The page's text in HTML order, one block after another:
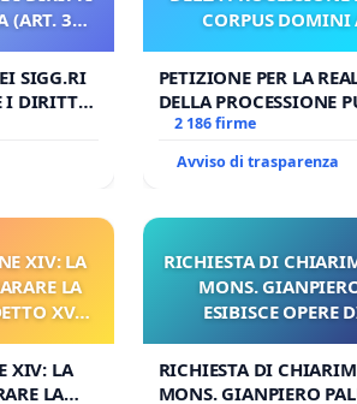
(ART. 3
SIGG.RI
I DIRITTI
3 UDG)
CORPUS
PETIZIONE PER LA
DELLA PROCESSIONE
CORPUS DOMINI A
2 186 firme
Avviso di trasparenza
XIV: LA
LA
XVI
XIV: LA
LA
RICHIESTA DI
MONS.
ESIBISCE OPERE
RICHIESTA DI
MONS. GIANPIERO